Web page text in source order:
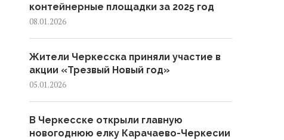
контейнерные площадки за 2025 год
08.01.2026
Жители Черкесска приняли участие в
акции «Трезвый Новый год»
05.01.2026
В Черкесске открыли главную
новогоднюю елку Карачаево-Черкесии